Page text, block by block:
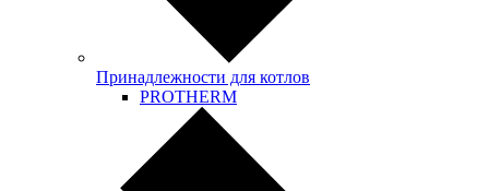
Принадлежности для котлов
PROTHERM